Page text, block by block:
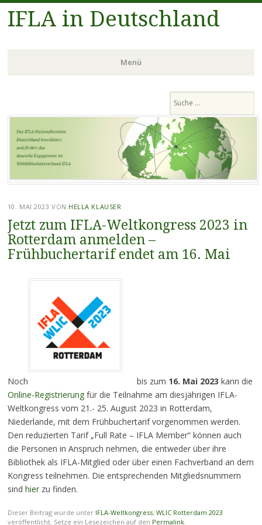
IFLA in Deutschland
Menü
springen
10. MAI 2023 VON HELLA KLAUSER
Jetzt zum IFLA-Weltkongress 2023 in
Rotterdam anmelden –
Frühbuchertarif endet am 16. Mai
Noch bis zum 16. Mai 2023 kann die
Online-Registrierung für die Teilnahme am diesjährigen IFLA-
Weltkongress vom 21.- 25. August 2023 in Rotterdam,
Niederlande, mit dem Frühbuchertarif vorgenommen werden.
Den reduzierten Tarif „Full Rate – IFLA Member“ können auch
die Personen in Anspruch nehmen, die entweder über ihre
Bibliothek als IFLA-Mitglied oder über einen Fachverband an dem
Kongress teilnehmen. Die entsprechenden Mitgliedsnummern
sind hier zu finden.
Dieser Beitrag wurde unter IFLA-Weltkongress, WLIC Rotterdam 2023
veröffentlicht. Setze ein Lesezeichen auf den Permalink.